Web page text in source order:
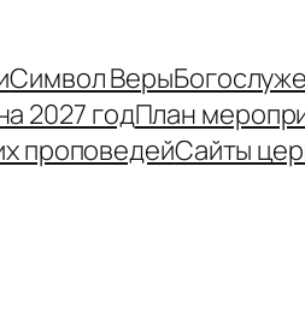
Символ Веры
2027 годПлан
проповедейСайты